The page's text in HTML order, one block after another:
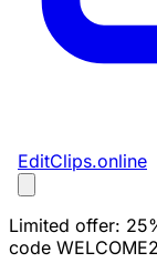
EditClips.online
Limited offer:
code